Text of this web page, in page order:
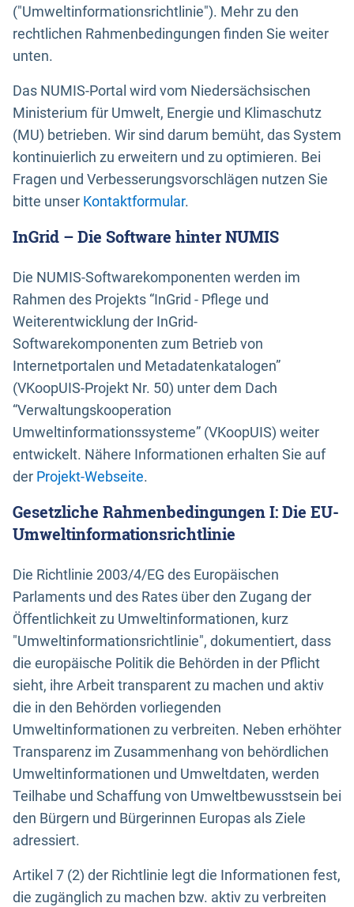
("Umweltinformationsrichtlinie"). Mehr zu den
rechtlichen Rahmenbedingungen finden Sie weiter
unten.
Das NUMIS-Portal wird vom Niedersächsischen
Ministerium für Umwelt, Energie und Klimaschutz
(MU) betrieben. Wir sind darum bemüht, das System
kontinuierlich zu erweitern und zu optimieren. Bei
Fragen und Verbesserungsvorschlägen nutzen Sie
bitte unser Kontaktformular.
InGrid – Die Software hinter NUMIS
Die NUMIS-Softwarekomponenten werden im
Rahmen des Projekts “InGrid - Pflege und
Weiterentwicklung der InGrid-
Softwarekomponenten zum Betrieb von
Internetportalen und Metadatenkatalogen”
(VKoopUIS-Projekt Nr. 50) unter dem Dach
“Verwaltungskooperation
Umweltinformationssysteme” (VKoopUIS) weiter
entwickelt. Nähere Informationen erhalten Sie auf
der Projekt-Webseite.
Gesetzliche Rahmenbedingungen I: Die EU-
Umweltinformationsrichtlinie
Die Richtlinie 2003/4/EG des Europäischen
Parlaments und des Rates über den Zugang der
Öffentlichkeit zu Umweltinformationen, kurz
"Umweltinformationsrichtlinie", dokumentiert, dass
die europäische Politik die Behörden in der Pflicht
sieht, ihre Arbeit transparent zu machen und aktiv
die in den Behörden vorliegenden
Umweltinformationen zu verbreiten. Neben erhöhter
Transparenz im Zusammenhang von behördlichen
Umweltinformationen und Umweltdaten, werden
Teilhabe und Schaffung von Umweltbewusstsein bei
den Bürgern und Bürgerinnen Europas als Ziele
adressiert.
Artikel 7 (2) der Richtlinie legt die Informationen fest,
die zugänglich zu machen bzw. aktiv zu verbreiten